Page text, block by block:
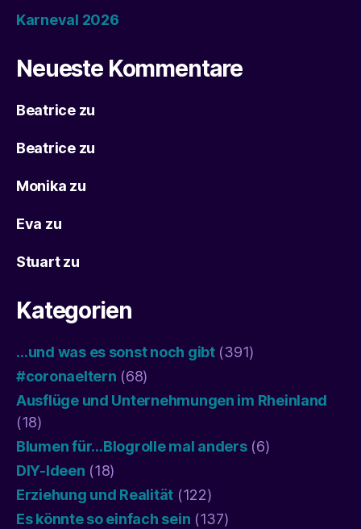
Karneval 2026
Neueste Kommentare
Beatricezu
Beatricezu
Monika zu
Eva zu
Stuartzu
Kategorien
…und was es sonst noch gibt(391)
#coronaeltern (68)
Ausflüge und Unternehmungen im Rheinland
(18)
Blumen für…Blogrolle mal anders(6)
DIY-Ideen (18)
Erziehung und Realität (122)
Es könnte so einfach sein (137)